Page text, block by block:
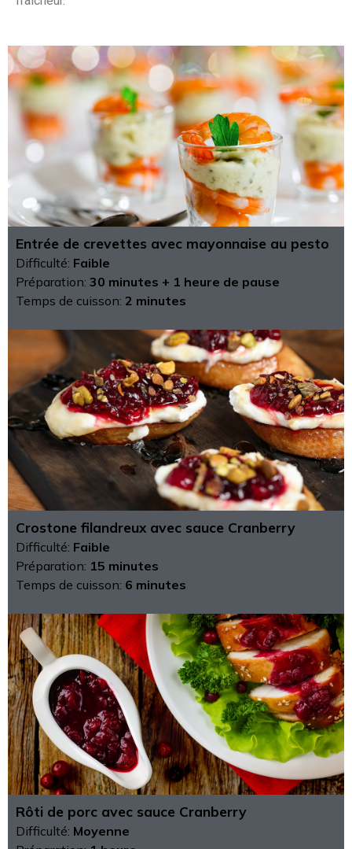
Entrée de crevettes avec mayonnaise au pesto
Difficulté: Faible
Préparation: 30 minutes + 1 heure de pause
Temps de cuisson: 2 minutes
Crostone filandreux avec sauce Cranberry
Difficulté: Faible
Préparation: 15 minutes
Temps de cuisson: 6 minutes
Rôti de porc avec sauce Cranberry
Difficulté: Moyenne